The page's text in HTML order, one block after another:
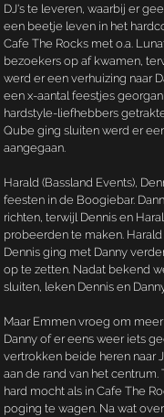
DJ's te leveren, waarbij er
een beetje leven in het
Cafe The Rocks met o.a.
bezoekers op af kwamen,
werd er een verhuizing naar
een x-aantal feestjes
hardstyle-liefhebbers
Qube ging sluiten werd er
aangegaan.
Harald (Bassland Events),
feesten in de Boogiebar.
richten, terwijl Dennis en
probeerden te maken.
Dennis ging met Danny
op te zetten. Nadat bekend
sluiten, leken Dennis en
Maar Emmen vroeg om
Danny of er eens weer iets
vertrokken beide heren naar
aan de rand van het
hard mocht als in Cafe The
poging te wagen. Na wat